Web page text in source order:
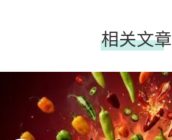
相关文章